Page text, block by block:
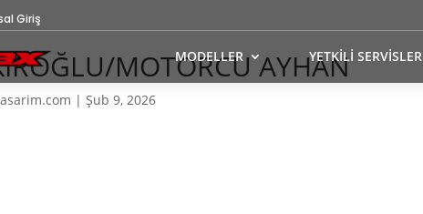
Giriş
MODELLER YETKİLİ SERVİSLER
MOTORCU AYHAN
|Şub 9, 2026